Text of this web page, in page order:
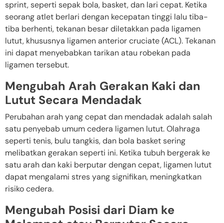
sprint, seperti sepak bola, basket, dan lari cepat. Ketika
seorang atlet berlari dengan kecepatan tinggi lalu tiba-
tiba berhenti, tekanan besar diletakkan pada ligamen
lutut, khususnya ligamen anterior cruciate (ACL). Tekanan
ini dapat menyebabkan tarikan atau robekan pada
ligamen tersebut.
Mengubah Arah Gerakan Kaki dan
Lutut Secara Mendadak
Perubahan arah yang cepat dan mendadak adalah salah
satu penyebab umum cedera ligamen lutut. Olahraga
seperti tenis, bulu tangkis, dan bola basket sering
melibatkan gerakan seperti ini. Ketika tubuh bergerak ke
satu arah dan kaki berputar dengan cepat, ligamen lutut
dapat mengalami stres yang signifikan, meningkatkan
risiko cedera.
Mengubah Posisi dari Diam ke